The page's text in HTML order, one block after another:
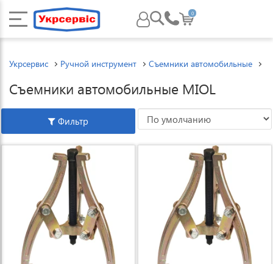
0
Укрсервис Ручной инструмент Съемники автомобильные
Съемники автомобильные MIOL
Фильтр